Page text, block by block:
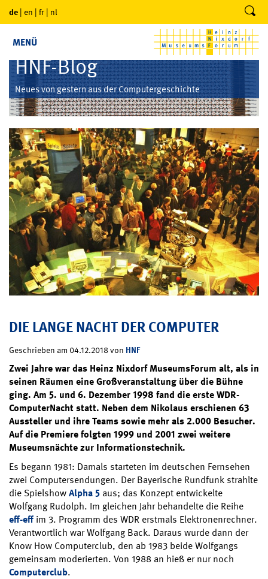
de | en | fr | nl
MENÜ
HNF-Blog
Neues von gestern aus der Computergeschichte
DIE LANGE NACHT DER COMPUTER
Geschrieben am 04.12.2018 von HNF
Zwei Jahre war das Heinz Nixdorf MuseumsForum alt, als in
seinen Räumen eine Großveranstaltung über die Bühne
ging. Am 5. und 6. Dezember 1998 fand die erste WDR-
ComputerNacht statt. Neben dem Nikolaus erschienen 63
Aussteller und ihre Teams sowie mehr als 2.000 Besucher.
Auf die Premiere folgten 1999 und 2001 zwei weitere
Museumsnächte zur Informationstechnik.
Es begann 1981: Damals starteten im deutschen Fernsehen
zwei Computersendungen. Der Bayerische Rundfunk strahlte
die SpielshowAlpha 5 aus; das Konzept entwickelte
Wolfgang Rudolph. Im gleichen Jahr behandelte die Reihe
eff-effim 3. Programm des WDR erstmals Elektronenrechner.
Verantwortlich war Wolfgang Back. Daraus wurde dann der
Know How Computerclub, den ab 1983 beide Wolfgangs
gemeinsam moderierten. Von 1988 an hieß er nur noch
Computerclub.